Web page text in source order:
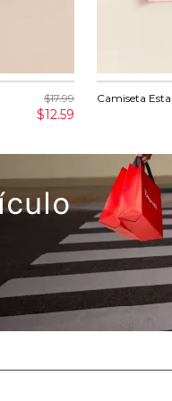
$17.99
$12.59
Camiseta